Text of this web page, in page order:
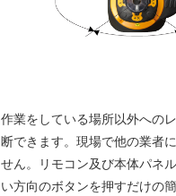
作業をしている場所以外への
断できます。現場で他の業者
せん。リモコン及び本体パネ
い方向のボタンを押すだけの簡